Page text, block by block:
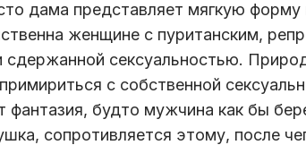
дама представляет мягкую форму
женщине с пуританским,
сдержанной сексуальностью.
с собственной
фантазия, будто мужчина как бы
сопротивляется этому, после